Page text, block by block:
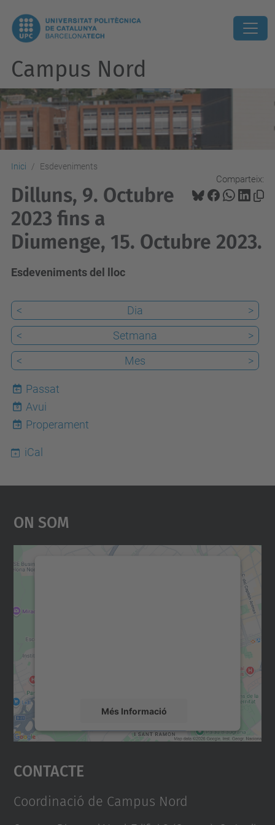
Campus Nord
Inici Esdeveniments
Comparteix:
Dilluns, 9. Octubre
2023 fins a
Diumenge, 15. Octubre 2023.
Esdeveniments del lloc
< Dia
>
<
Setmana
>
<
Mes >
Passat
9
Avui
Properament
iCal
On Som
Més Informació
Accepta
powered by
Contacte
Coordinació de Campus Nord